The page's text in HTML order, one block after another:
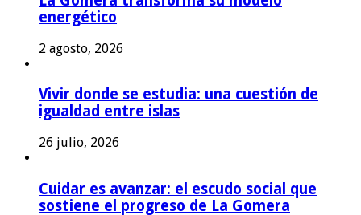
energético
2 agosto, 2026
Vivir donde se estudia: una cuestión de
igualdad entre islas
26 julio, 2026
Cuidar es avanzar: el escudo social que
sostiene el progreso de La Gomera